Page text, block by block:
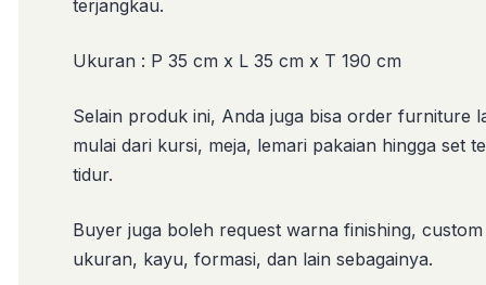
terjangkau.
Ukuran : P 35 cm x L 35 cm x T 190 cm
Selain produk ini, Anda juga bisa order furniture
mulai dari kursi, meja, lemari pakaian hingga set
tidur.
Buyer juga boleh request warna finishing, custom
ukuran, kayu, formasi, dan lain sebagainya.